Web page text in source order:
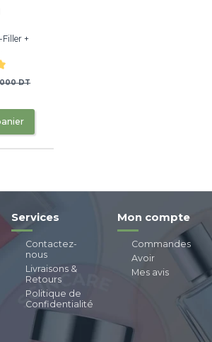
+
DT
Services
Contactez-
nous
Livraisons &
Retours
Politique de
Confidentialité
Mon compte
Commandes
Avoir
Mes avis